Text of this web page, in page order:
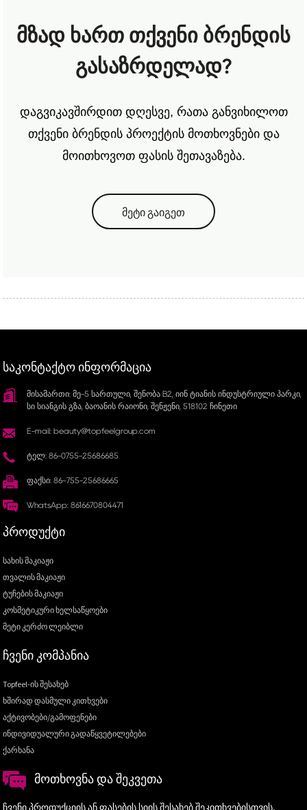
მზად ხართ თქვენი ბრენდის
გასაზრდელად?
დაგვიკავშირდით დღესვე, რათა განვიხილოთ
თქვენი ბრენდის პროექტის მოთხოვნები და
მოითხოვოთ ფასის შეთავაზება.
მეტი გაიგეთ
ᲡᲐᲙᲝᲜᲢᲐᲥᲢᲝ ᲘᲜᲤᲝᲠᲛᲐᲪᲘᲐ
მისამართი: მე-5 სართული, შენობა B2, იინ ტიანის ინდუსტრიული პარკი,
სი სიანგის გზა, ბაოანის რაიონი, შენჟენი, 518102 ჩინეთი
E-mail: beauty@topfeelgroup.com
ტელ: 86-0755-25686685
ფაქსი: 86-755-25686665
WhatsApp: 8616670804471
ᲞᲠᲝᲓᲣᲥᲢᲘ
სახის მაკიაჟი
თვალის მაკიაჟი
ტუჩების მაკიაჟი
კოსმეტიკური ხელსაწყოები
მეტი კერძო ლეიბლი
ᲩᲕᲔᲜᲘ ᲙᲝᲛᲞᲐᲜᲘᲐ
Topfeel-ის შესახებ
ხშირად დასმული კითხვები
აქტივობები/გამოფენები
ინდივიდუალური გადაწყვეტილებები
ქარხანა
ᲛᲝᲗᲮᲝᲕᲜᲐ ᲓᲐ ᲨᲔᲙᲕᲔᲗᲐ
ჩვენი პროდუქციის ან ფასების სიის შესახებ შეკითხვებისთვის,